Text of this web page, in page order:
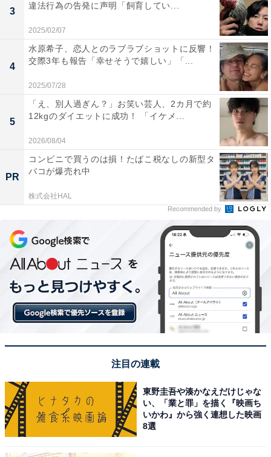
3
違法行為の告発に声明「飼育してい...
2025/02/07
4
水原希子、恋人とのラブラブショットに反響！
交際3年も報告「幸せそうで嬉しい」「...
2025/07/28
5
「え、別人過ぎん？」お笑い芸人、2カ月で約
12kgのダイエットに成功！ 「イケメ...
2026/08/04
PR
コンビニで買うのは損！たばこ税なしの新型タ
バコが爆売れ中
株式会社HAL
Recommended by
注目の連載
東野圭吾や湊かなえだけじゃな
い、「業と罪」を描く『映画ち
いかわ』から強く連想した映画
8選